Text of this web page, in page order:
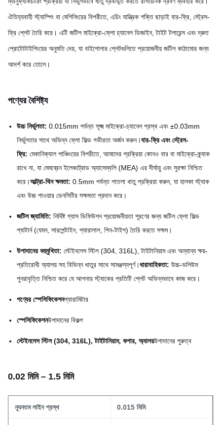
ঐতিহ্যবাহী স্ট্যাম্পিং বা মেশিনিংয়ের বিপরীতে, এচিং যান্ত্রিক শক্তি ছাড়াই বার-ফ্রি, স্ট্রেস-
ফ্রি প্লেট তৈরি করে। এটি জটিল মাইক্রো-ফ্লো চ্যানেল ডিজাইন, টাইট টলারেন্স এবং দ্রুত
প্রোটোটাইপিংয়ের অনুমতি দেয়, যা বাইপোলার প্লেটগুলিতে প্রয়োজনীয় জটিল কাঠামোর জন্য
আদর্শ করে তোলে।
পণ্যের বৈশিষ্ট্য
উচ্চ নির্ভুলতা: 0.015mm পর্যন্ত সূক্ষ্ম মাইক্রো-চ্যানেল প্রস্থ এবং ±0.03mm
নির্ভুলতার সাথে অভিন্ন ফ্লো ফিল্ড গভীরতা অর্জন করুন।বার-ফ্রি এবং স্ট্রেস-
ফ্রি: মেকানিক্যাল পাঞ্চিংয়ের বিপরীতে, আমাদের প্রক্রিয়া কোনও বার বা মাইক্রো-ক্র্যাক
রাখে না, যা মেমব্রেন ইলেকট্রোড অ্যাসেম্বলি (MEA) এর দীর্ঘায়ু এবং সুরক্ষা নিশ্চিত
করে।আল্ট্রা-থিন ক্ষমতা: 0.5mm পর্যন্ত পাতলা ধাতু প্রক্রিয়া করুন, যা হালকা স্ট্যাক
এবং উচ্চ পাওয়ার ডেনসিটির সক্ষমতা প্রদান করে।
জটিল জ্যামিতি: নির্দিষ্ট গ্যাস ডিফিউশন প্রয়োজনীয়তা পূরণের জন্য জটিল ফ্লো ফিল্ড
প্যাটার্ন (যেমন, সারপেন্টাইন, প্যারালাল, পিন-টাইপ) তৈরি করতে সক্ষম।
উপাদানের বহুমুখিতা: স্টেইনলেস স্টিল (304, 316L), টাইটানিয়াম এবং অন্যান্য ক্ষয়-
প্রতিরোধী অ্যালয় সহ বিভিন্ন ধাতুর সাথে সামঞ্জস্যপূর্ণ।ধারাবাহিকতা: উচ্চ-ভলিউম
পুনরাবৃত্তি নিশ্চিত করে যে আপনার স্ট্যাকের প্রতিটি প্লেট অভিন্নভাবে কাজ করে।
পণ্যের স্পেসিফিকেশনপ্যারামিটার
স্পেসিফিকেশনউপাদানের বিকল্প
স্টেইনলেস স্টিল (304, 316L), টাইটানিয়াম, কপার, অ্যালয়উপাদানের পুরুত্ব
0.02 মিমি – 1.5 মিমি
ন্যূনতম লাইন প্রস্থ 0.015 মিমি